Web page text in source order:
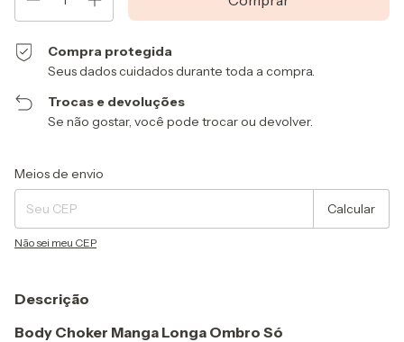
Compra protegida
Seus dados cuidados durante toda a compra.
Trocas e devoluções
Se não gostar, você pode trocar ou devolver.
Entregas para o CEP:
Meios de envio
Calcular
Não sei meu CEP
Descrição
Body Choker Manga Longa Ombro Só